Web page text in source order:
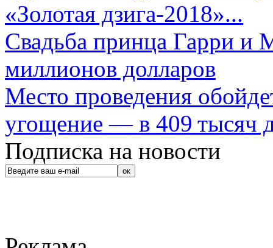
«Золотая дзига-2018»...
Свадьба принца Гарри и
миллионов долларов
Место проведения
угощение — в 409 тысяч
Подписка на новости